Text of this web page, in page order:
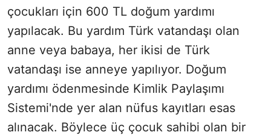
çocukları için 600 TL doğum yardımı
yapılacak. Bu yardım Türk vatandaşı olan
anne veya babaya, her ikisi de Türk
vatandaşı ise anneye yapılıyor. Doğum
yardımı ödenmesinde Kimlik Paylaşımı
Sistemi'nde yer alan nüfus kayıtları esas
alınacak. Böylece üç çocuk sahibi olan bir